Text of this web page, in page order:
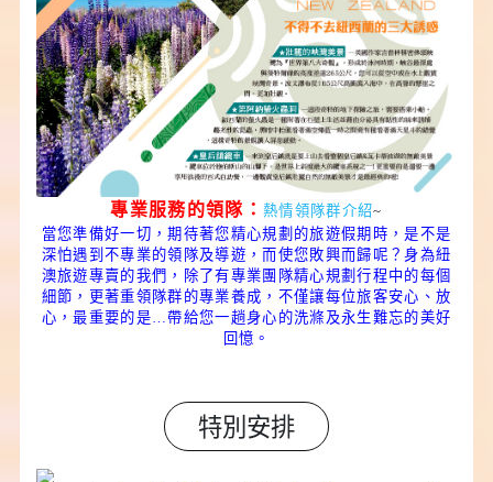
專業服務的領隊： 熱情領隊群介紹~
當您準備好一切，期待著您精心規劃的旅遊假期時，是不是
深怕遇到不專業的領隊及導遊，而使您敗興而歸呢？身為紐
澳旅遊專賣的我們，除了有專業團隊精心規劃行程中的每個
細節，更著重領隊群的專業養成，不僅讓每位旅客安心、放
心，最重要的是…帶給您一趟身心的洗滌及永生難忘的美好
回憶。
特別安排